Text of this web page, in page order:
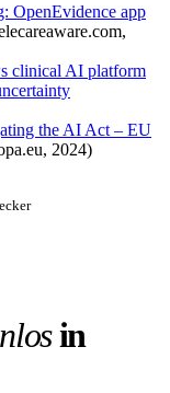
OpenEvidence app
clinical AI platform
the AI Act – EU
2024)
in